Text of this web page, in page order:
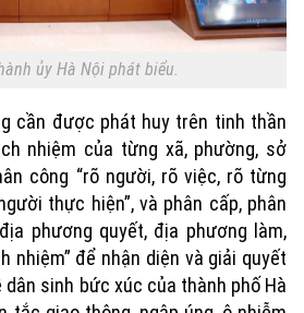
ủy Hà Nội phát biểu.
cần được phát huy trên tinh thần
nhiệm của từng xã, phường, sở
công “rõ người, rõ việc, rõ từng
thực hiện”, và phân cấp, phân
phương quyết, địa phương làm,
nhiệm” để nhận diện và giải quyết
dân sinh bức xúc của thành phố Hà